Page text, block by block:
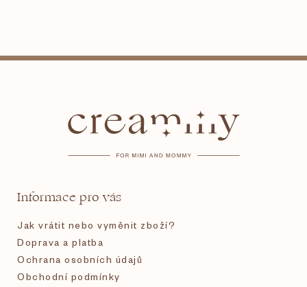
Informace pro vás
Jak vrátit nebo vyměnit zboží?
Doprava a platba
Ochrana osobních údajů
Obchodní podmínky